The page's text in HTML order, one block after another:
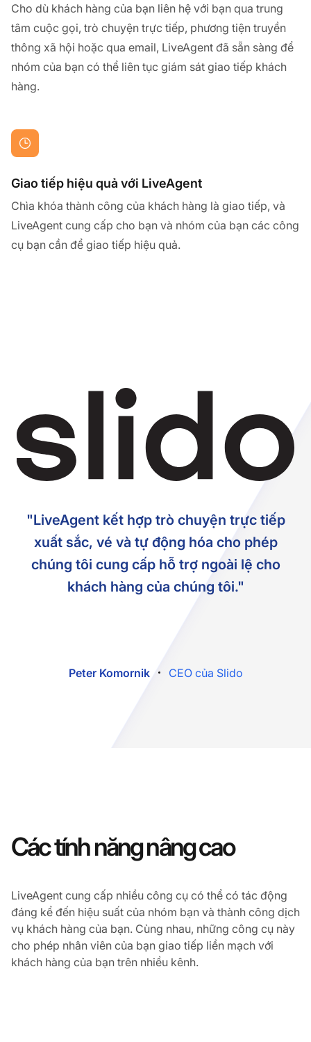
Cho dù khách hàng của bạn liên hệ với bạn qua trung
tâm cuộc gọi, trò chuyện trực tiếp, phương tiện truyền
thông xã hội hoặc qua email, LiveAgent đã sẵn sàng để
nhóm của bạn có thể liên tục giám sát giao tiếp khách
hàng.
Giao tiếp hiệu quả với LiveAgent
Chìa khóa thành công của khách hàng là giao tiếp, và
LiveAgent cung cấp cho bạn và nhóm của bạn các công
cụ bạn cần để giao tiếp hiệu quả.
"LiveAgent kết hợp trò chuyện trực tiếp
xuất sắc, vé và tự động hóa cho phép
chúng tôi cung cấp hỗ trợ ngoài lệ cho
khách hàng của chúng tôi."
Peter Komornik CEO của Slido
Các tính năng nâng cao
LiveAgent cung cấp nhiều công cụ có thể có tác động
đáng kể đến hiệu suất của nhóm bạn và thành công dịch
vụ khách hàng của bạn. Cùng nhau, những công cụ này
cho phép nhân viên của bạn giao tiếp liền mạch với
khách hàng của bạn trên nhiều kênh.